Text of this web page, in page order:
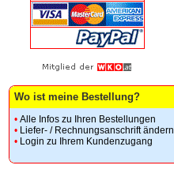
Wo ist meine Bestellung?
• Alle Infos zu Ihren Bestellungen
• Liefer- / Rechnungsanschrift ändern
• Login zu Ihrem Kundenzugang